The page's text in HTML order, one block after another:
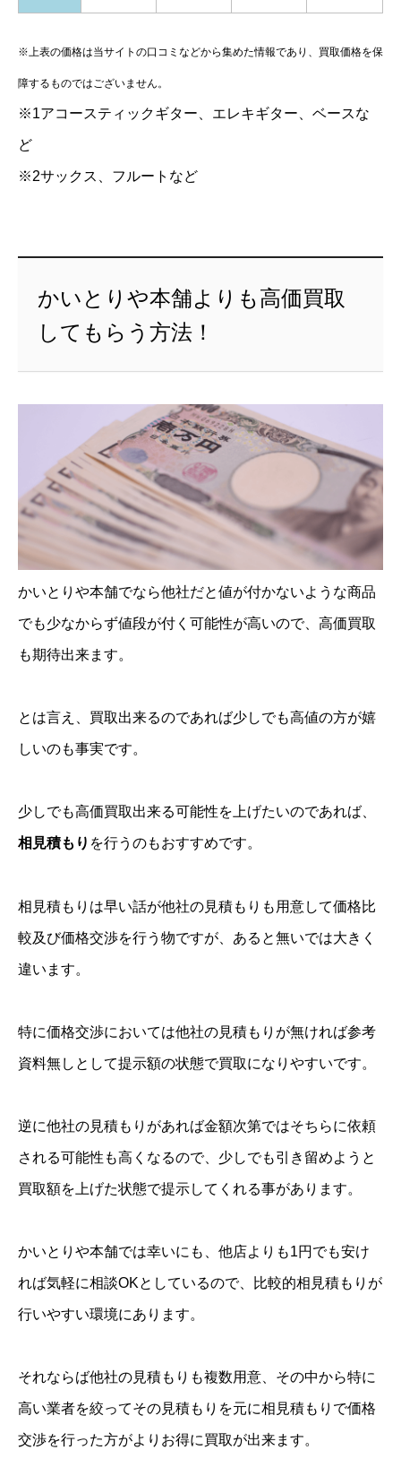
※上表の価格は当サイトの口コミなどから集めた情報であり、買取価格を保
障するものではございません。
※1アコースティックギター、エレキギター、ベースな
ど
※2サックス、フルートなど
かいとりや本舗よりも高価買取
してもらう方法！
かいとりや本舗でなら他社だと値が付かないような商品
でも少なからず値段が付く可能性が高いので、高価買取
も期待出来ます。
とは言え、買取出来るのであれば少しでも高値の方が嬉
しいのも事実です。
少しでも高価買取出来る可能性を上げたいのであれば、
相見積もり を行うのもおすすめです。
相見積もりは早い話が他社の見積もりも用意して価格比
較及び価格交渉を行う物ですが、あると無いでは大きく
違います。
特に価格交渉においては他社の見積もりが無ければ参考
資料無しとして提示額の状態で買取になりやすいです。
逆に他社の見積もりがあれば金額次第ではそちらに依頼
される可能性も高くなるので、少しでも引き留めようと
買取額を上げた状態で提示してくれる事があります。
かいとりや本舗では幸いにも、他店よりも1円でも安け
れば気軽に相談OKとしているので、比較的相見積もりが
行いやすい環境にあります。
それならば他社の見積もりも複数用意、その中から特に
高い業者を絞ってその見積もりを元に相見積もりで価格
交渉を行った方がよりお得に買取が出来ます。